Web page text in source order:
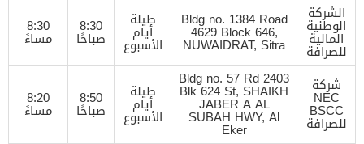
الشركة
الوطنية
المالية
للصرافة
Bldg no. 1384 Road
4629 Block 646,
NUWAIDRAT, Sitra
طيلة
أيام
الأسبوع
8:30
صباحًا
8:30
مساءً
شركة
NEC
BSCC
للصرافة
Bldg no. 57 Rd 2403
Blk 624 St, SHAIKH
JABER A AL
SUBAH HWY, Al
Eker
طيلة
أيام
الأسبوع
8:50
صباحًا
8:20
مساءً